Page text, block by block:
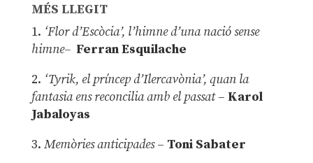
MÉS LLEGIT
1. ‘Flor d’Escòcia’, l’himne d’una nació sense
himne– Ferran Esquilache
2. ‘Tyrik, el príncep d’Ilercavònia’, quan la
fantasia ens reconcilia amb el passat– Karol
Jabaloyas
3. Memòries anticipades– Toni Sabater